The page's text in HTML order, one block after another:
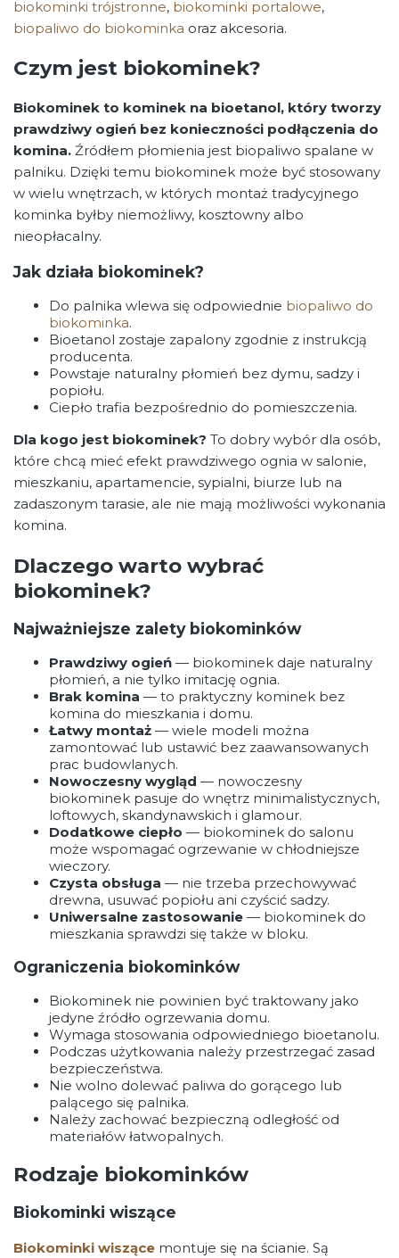
biokominki trójstronne, biokominki portalowe,
biopaliwo do biokominka oraz akcesoria.
Czym jest biokominek?
Biokominek to kominek na bioetanol, który tworzy
prawdziwy ogień bez konieczności podłączenia do
komina. Źródłem płomienia jest biopaliwo spalane w
palniku. Dzięki temu biokominek może być stosowany
w wielu wnętrzach, w których montaż tradycyjnego
kominka byłby niemożliwy, kosztowny albo
nieopłacalny.
Jak działa biokominek?
Do palnika wlewa się odpowiednie biopaliwo do
biokominka.
Bioetanol zostaje zapalony zgodnie z instrukcją
producenta.
Powstaje naturalny płomień bez dymu, sadzy i
popiołu.
Ciepło trafia bezpośrednio do pomieszczenia.
Dla kogo jest biokominek? To dobry wybór dla osób,
które chcą mieć efekt prawdziwego ognia w salonie,
mieszkaniu, apartamencie, sypialni, biurze lub na
zadaszonym tarasie, ale nie mają możliwości wykonania
komina.
Dlaczego warto wybrać
biokominek?
Najważniejsze zalety biokominków
Prawdziwy ogień — biokominek daje naturalny
płomień, a nie tylko imitację ognia.
Brak komina — to praktyczny kominek bez
komina do mieszkania i domu.
Łatwy montaż — wiele modeli można
zamontować lub ustawić bez zaawansowanych
prac budowlanych.
Nowoczesny wygląd — nowoczesny
biokominek pasuje do wnętrz minimalistycznych,
loftowych, skandynawskich i glamour.
Dodatkowe ciepło — biokominek do salonu
może wspomagać ogrzewanie w chłodniejsze
wieczory.
Czysta obsługa — nie trzeba przechowywać
drewna, usuwać popiołu ani czyścić sadzy.
Uniwersalne zastosowanie — biokominek do
mieszkania sprawdzi się także w bloku.
Ograniczenia biokominków
Biokominek nie powinien być traktowany jako
jedyne źródło ogrzewania domu.
Wymaga stosowania odpowiedniego bioetanolu.
Podczas użytkowania należy przestrzegać zasad
bezpieczeństwa.
Nie wolno dolewać paliwa do gorącego lub
palącego się palnika.
Należy zachować bezpieczną odległość od
materiałów łatwopalnych.
Rodzaje biokominków
Biokominki wiszące
Biokominki wiszące montuje się na ścianie. Są